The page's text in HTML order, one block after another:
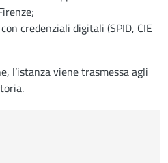
credenziali digitali (SPID, CIE
l’istanza viene trasmessa agli